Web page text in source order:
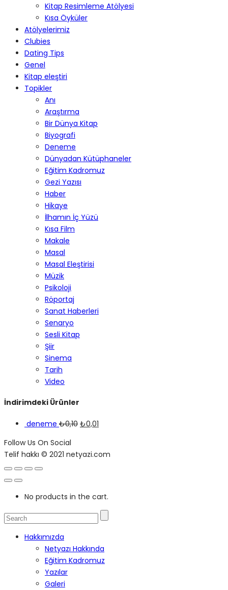
Kitap Resimleme Atölyesi
Kısa Öyküler
Atölyelerimiz
Clubies
Dating Tips
Genel
Kitap eleştiri
Topikler
Anı
Araştırma
Bir Dünya Kitap
Biyografi
Deneme
Dünyadan Kütüphaneler
Eğitim Kadromuz
Gezi Yazısı
Haber
Hikaye
İlhamın İç Yüzü
Kısa Film
Makale
Masal
Masal Eleştirisi
Müzik
Psikoloji
Röportaj
Sanat Haberleri
Senaryo
Sesli Kitap
Şiir
Sinema
Tarih
Video
İndirimdeki Ürünler
deneme ₺0,10 ₺0,01
Follow Us On Social
Telif hakkı © 2021 netyazi.com
No products in the cart.
Hakkımızda
Netyazı Hakkında
Eğitim Kadromuz
Yazılar
Galeri